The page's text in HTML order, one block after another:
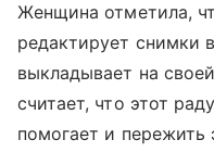
Женщина отметила,
редактирует снимки
выкладывает на
считает, что этот
помогает и пережить